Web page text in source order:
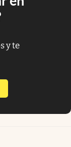
y te
nueva pestaña